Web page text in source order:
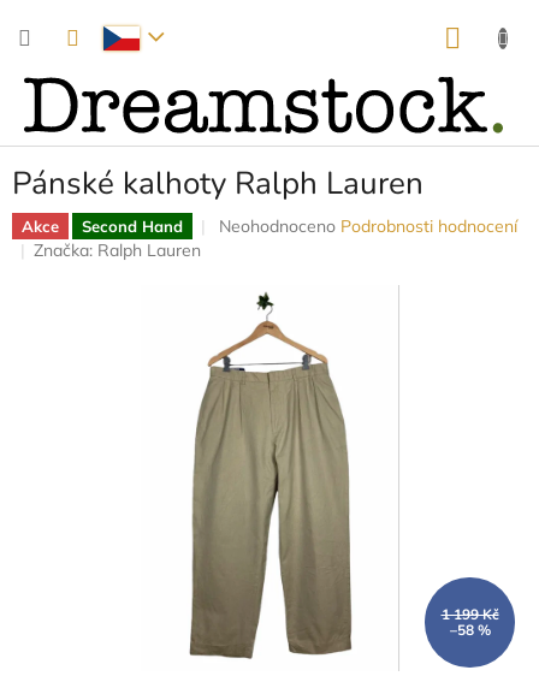
Pánské kalhoty Ralph Lauren
Akce Second Hand
Průměrné
5
hvězdiček.
Neohodnoceno Podrobnosti hodnocení
Značka: Ralph Lauren
1 199 Kč
–58 %